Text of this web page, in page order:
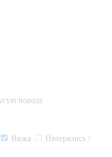
породу
Вязка
Потерялись /